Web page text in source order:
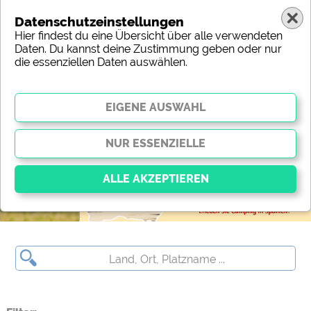
Polen Region Typ Lage
Charakteristik Sterne
Sanitäre Ausstattung
Freizeitmöglichkeiten Karte
Datenschutzeinstellungen
Hier findest du eine Übersicht über alle verwendeten
Daten. Du kannst deine Zustimmung geben oder nur
die essenziellen Daten auswählen.
Funktionen und sind für die einwandfreie Funktion
der Website dringend erforderlich. Ohne diese